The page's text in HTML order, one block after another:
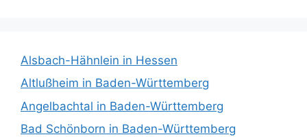
Alsbach-Hähnlein in Hessen
Altlußheim in Baden-Württemberg
Angelbachtal in Baden-Württemberg
Bad Schönborn in Baden-Württemberg